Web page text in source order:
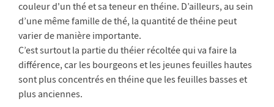
couleur d'un thé et sa teneur en théine. D’ailleurs, au sein
d’une même famille de thé, la quantité de théine peut
varier de manière importante.
C’est surtout la partie du théier récoltée qui va faire la
différence, car les bourgeons et les jeunes feuilles hautes
sont plus concentrés en théine que les feuilles basses et
plus anciennes.